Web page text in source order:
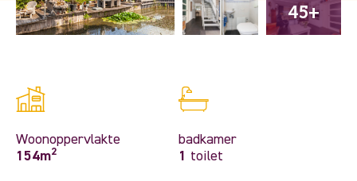
45+
Woonoppervlakte
154m2
badkamer
1
toilet